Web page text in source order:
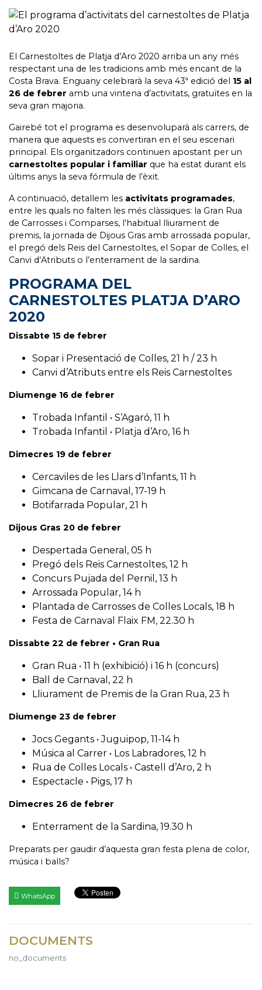
El Carnestoltes de Platja d’Aro 2020 arriba un any més
respectant una de les tradicions amb més encant de la
Costa Brava. Enguany celebrarà la seva 43ª edició del 15 al
26 de febrer amb una vintena d’activitats, gratuïtes en la
seva gran majoria.
Gairebé tot el programa es desenvoluparà als carrers, de
manera que aquests es convertiran en el seu escenari
principal. Els organitzadors continuen apostant per un
carnestoltes popular i familiar que ha estat durant els
últims anys la seva fórmula de l’èxit.
A continuació, detallem les activitats programades,
entre les quals no falten les més clàssiques: la Gran Rua
de Carrosses i Comparses, l’habitual lliurament de
premis, la jornada de Dijous Gras amb arrossada popular,
el pregó dels Reis del Carnestoltes, el Sopar de Colles, el
Canvi d’Atributs o l’enterrament de la sardina.
PROGRAMA DEL
CARNESTOLTES PLATJA D’ARO
2020⠀
Dissabte 15 de febrer⠀
Sopar i Presentació de Colles, 21 h / 23 h⠀
Canvi d’Atributs entre els Reis Carnestoltes⠀
Diumenge 16 de febrer⠀
Trobada Infantil • S’Agaró, 11 h⠀
Trobada Infantil • Platja d’Aro, 16 h⠀
Dimecres 19 de febrer⠀
Cercaviles de les Llars d’Infants, 11 h⠀
Gimcana de Carnaval, 17-19 h⠀
Botifarrada Popular, 21 h⠀
Dijous Gras 20 de febrer⠀
Despertada General, 05 h⠀
Pregó dels Reis Carnestoltes, 12 h⠀
Concurs Pujada del Pernil, 13 h⠀
Arrossada Popular, 14 h⠀
Plantada de Carrosses de Colles Locals, 18 h⠀
Festa de Carnaval Flaix FM, 22.30 h⠀
Dissabte 22 de febrer • Gran Rua⠀
Gran Rua • 11 h (exhibició) i 16 h (concurs)⠀
Ball de Carnaval, 22 h⠀
Lliurament de Premis de la Gran Rua, 23 h⠀
Diumenge 23 de febrer⠀
Jocs Gegants • Juguipop, 11-14 h⠀
Música al Carrer • Los Labradores, 12 h⠀
Rua de Colles Locals • Castell d’Aro, 2 h⠀
Espectacle • Pigs, 17 h⠀
Dimecres 26 de febrer⠀
Enterrament de la Sardina, 19.30 h
Preparats per gaudir d’aquesta gran festa plena de color,
música i balls?
WhatsApp
DOCUMENTS
no_documents